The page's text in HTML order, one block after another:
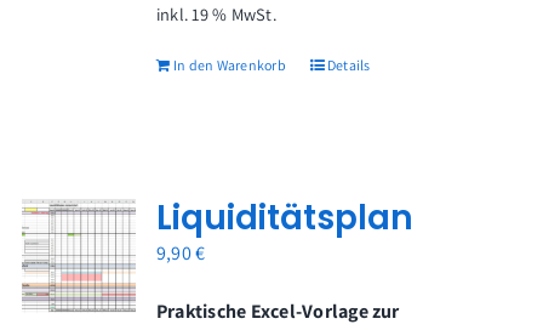
inkl. 19 % MwSt.
In den Warenkorb Details
Liquiditätsplan
9,90€
Praktische Excel-Vorlage zur